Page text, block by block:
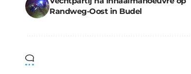
Randweg-Oost in Budel